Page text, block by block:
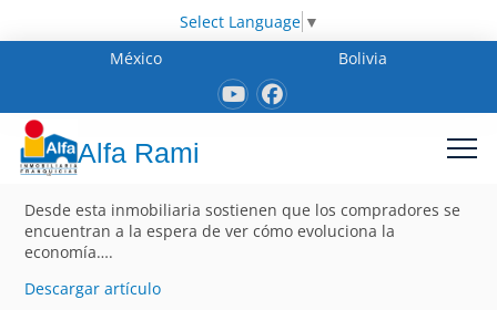
Select Language ▼
México
Bolivia
Alfa Rami
Desde esta inmobiliaria sostienen que los compradores se
encuentran a la espera de ver cómo evoluciona la
economía….
Descargar artículo